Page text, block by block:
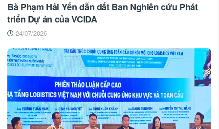
Bà Phạm Hải Yến dẫn dắt Ban Nghiên cứu Phát
triển Dự án của VCIDA
24/07/2026